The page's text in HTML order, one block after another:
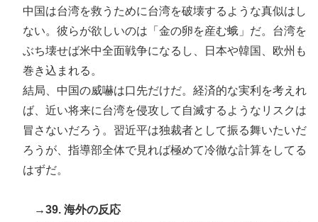
中国は台湾を救うために台湾を破壊するような真似はし
ない。彼らが欲しいのは「金の卵を産む蛾」だ。台湾を
ぶち壊せば米中全面戦争になるし、日本や韓国、欧州も
巻き込まれる。
結局、中国の威嚇は口先だけだ。経済的な実利を考えれ
ば、近い将来に台湾を侵攻して自滅するようなリスクは
冒さないだろう。習近平は独裁者として振る舞いたいだ
ろうが、指導部全体で見れば極めて冷徹な計算をしてる
はずだ。
→39. 海外の反応